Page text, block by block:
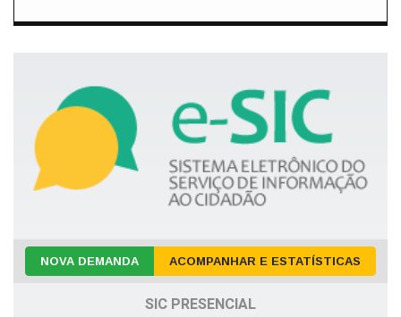
NOVA DEMANDA ACOMPANHAR E ESTATÍSTICAS
SIC PRESENCIAL